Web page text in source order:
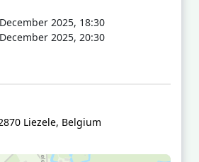
2025, 18:30
2025, 20:30
Liezele, Belgium